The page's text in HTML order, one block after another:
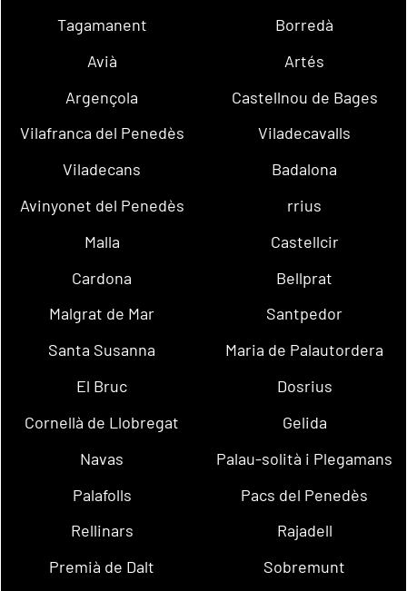
Tagamanent
Borredà
Avià
Artés
Argençola
Castellnou de Bages
Vilafranca del Penedès
Viladecavalls
Viladecans
Badalona
Avinyonet del Penedès
rrius
Malla
Castellcir
Cardona
Bellprat
Malgrat de Mar
Santpedor
Santa Susanna
Maria de Palautordera
El Bruc
Dosrius
Cornellà de Llobregat
Gelida
Navas
Palau-solità i Plegamans
Palafolls
Pacs del Penedès
Rellinars
Rajadell
Premià de Dalt
Sobremunt